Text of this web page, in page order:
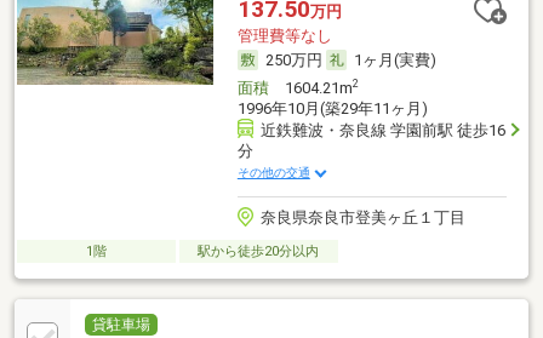
137.50万円
管理費等なし
250万円
1ヶ月(実費)
面積1604.21m2
1996年10月(築29年11ヶ月)
近鉄難波・奈良線 学園前駅 徒歩16
分
その他の交通
奈良県奈良市登美ヶ丘１丁目
1階 駅から徒歩20分以内
貸駐車場